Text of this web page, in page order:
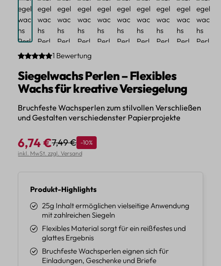
Durchschnittliche Bewertung von 5 von 5 Sternen
1 Bewertung
Siegelwachs Perlen – Flexibles
Wachs für kreative Versiegelung
Bruchfeste Wachsperlen zum stilvollen Verschließen
und Gestalten verschiedenster Papierprojekte
Verkaufspreis:
6,74 €Regulärer Preis:
7,49 € Rabatt
-10%
inkl. MwSt. zzgl. Versand
Produkt-Highlights
25g Inhalt ermöglichen vielseitige Anwendung
mit zahlreichen Siegeln
Flexibles Material sorgt für ein reißfestes und
glattes Ergebnis
Bruchfeste Wachsperlen eignen sich für
Einladungen, Geschenke und Briefe